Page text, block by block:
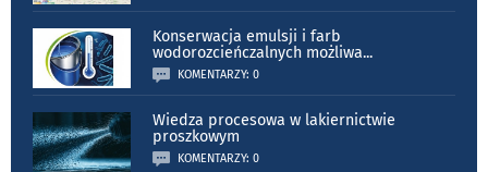
Konserwacja emulsji i farb
wodorozcieńczalnych możliwa...
KOMENTARZY: 0
Wiedza procesowa w lakiernictwie
proszkowym
KOMENTARZY: 0